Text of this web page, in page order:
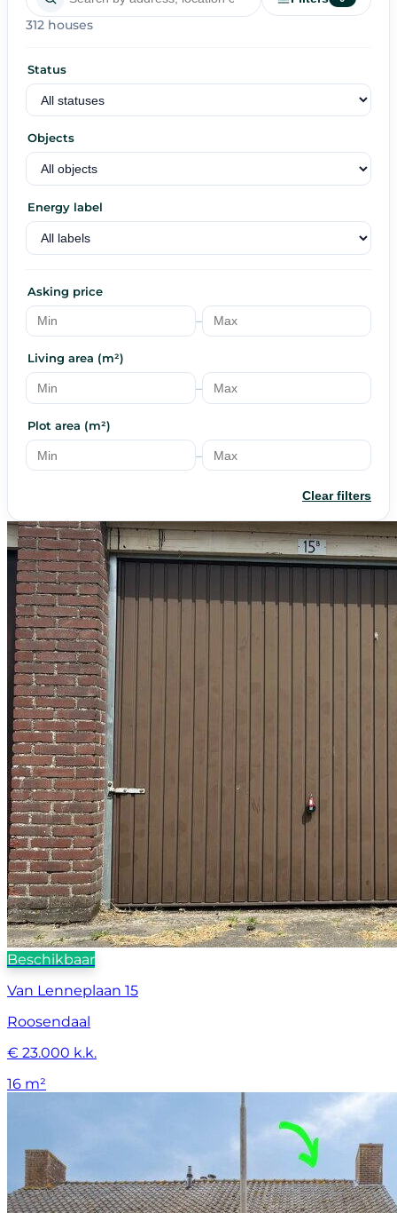
312 houses
Status
Objects
Energy label
Asking price
–
Living area (m²)
–
Plot area (m²)
–
Clear filters
Beschikbaar
Van Lenneplaan 15
Roosendaal
€ 23.000 k.k.
16 m²